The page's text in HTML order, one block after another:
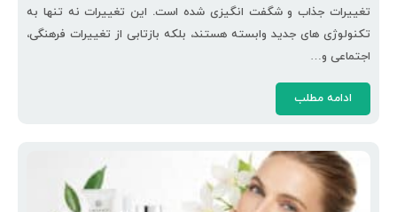
تغییرات جذاب و شگفت‌ انگیزی شده است. این تغییرات نه تنها به
تکنولوژی ‌های جدید وابسته هستند، بلکه بازتابی از تغییرات فرهنگی،
اجتماعی و…
ادامه مطلب